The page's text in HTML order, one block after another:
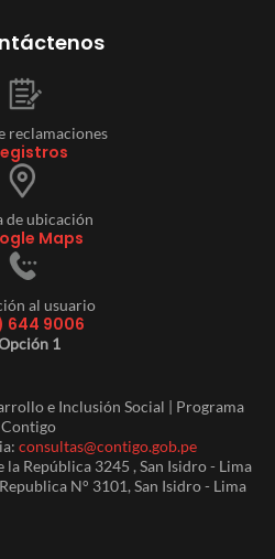
reclamaciones
de ubicación
Maps
al usuario
644 9006
1
e Inclusión Social | Programa
Contigo
consultas@contigo.gob.pe
la República 3245 , San Isidro - Lima
N° 3101, San Isidro - Lima